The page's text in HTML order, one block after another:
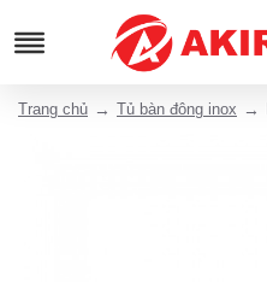
Trang chủ Tủ bàn đông inox